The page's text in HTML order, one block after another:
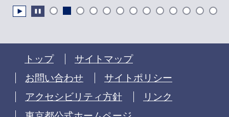
トップ
サイトマップ
お問い合わせ
サイトポリシー
アクセシビリティ方針
リンク